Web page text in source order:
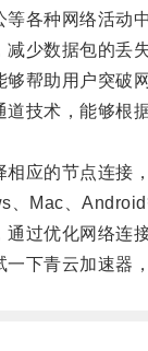
种网络活动
数据包的丢失
助用户突破网
术，能够根
的节点连接，
Mac、Android
优化网络连
青云加速器，